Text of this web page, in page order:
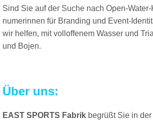
Sind Sie auf der Suche nach Open-
numerinnen für Branding und Event-
wir helfen, mit volloffenem Wasser und
und Bojen.
Über uns:
EAST SPORTS Fabrik begrüßt Sie in